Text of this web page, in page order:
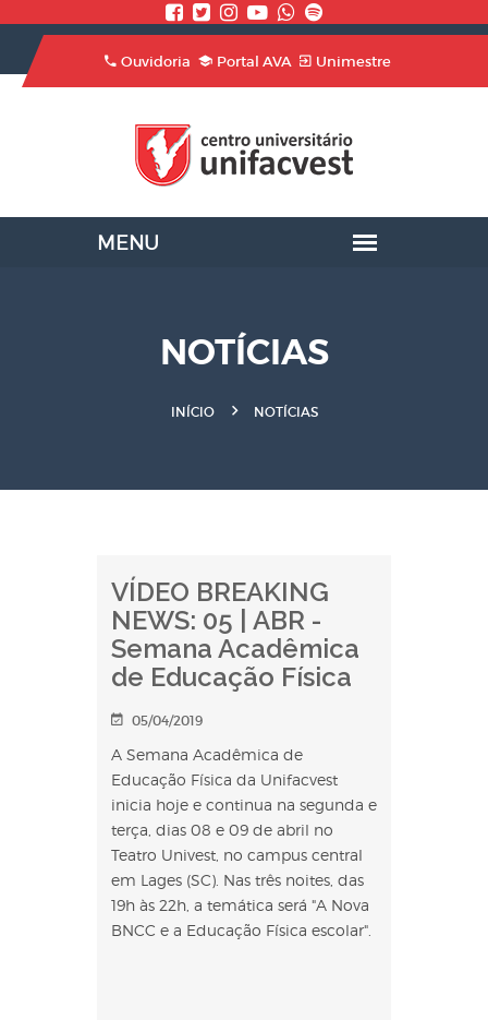
Ouvidoria Portal AVA Unimestre
NOTÍCIAS
INÍCIO NOTÍCIAS
VÍDEO BREAKING
NEWS: 05 | ABR -
Semana Acadêmica
de Educação Física
05/04/2019
A Semana Acadêmica de
Educação Física da Unifacvest
inicia hoje e continua na segunda e
terça, dias 08 e 09 de abril no
Teatro Univest, no campus central
em Lages (SC). Nas três noites, das
19h às 22h, a temática será "A Nova
BNCC e a Educação Física escolar".